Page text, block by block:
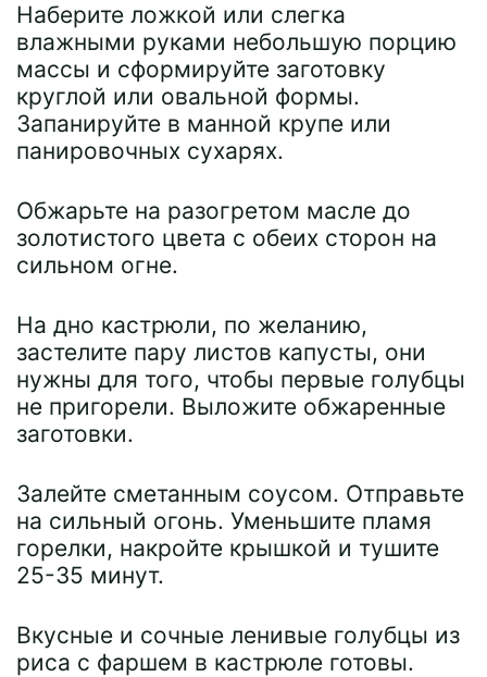
Наберите ложкой или слегка
влажными руками небольшую порцию
массы и сформируйте заготовку
круглой или овальной формы.
Запанируйте в манной крупе или
панировочных сухарях.
Обжарьте на разогретом масле до
золотистого цвета с обеих сторон на
сильном огне.
На дно кастрюли, по желанию,
застелите пару листов капусты, они
нужны для того, чтобы первые голубцы
не пригорели. Выложите обжаренные
заготовки.
Залейте сметанным соусом. Отправьте
на сильный огонь. Уменьшите пламя
горелки, накройте крышкой и тушите
25-35 минут.
Вкусные и сочные ленивые голубцы из
риса с фаршем в кастрюле готовы.